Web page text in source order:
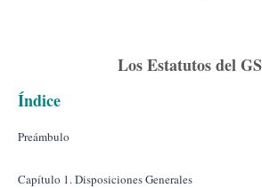
Los Estatutos del
Índice
Preámbulo
Capítulo 1. Disposiciones Generales